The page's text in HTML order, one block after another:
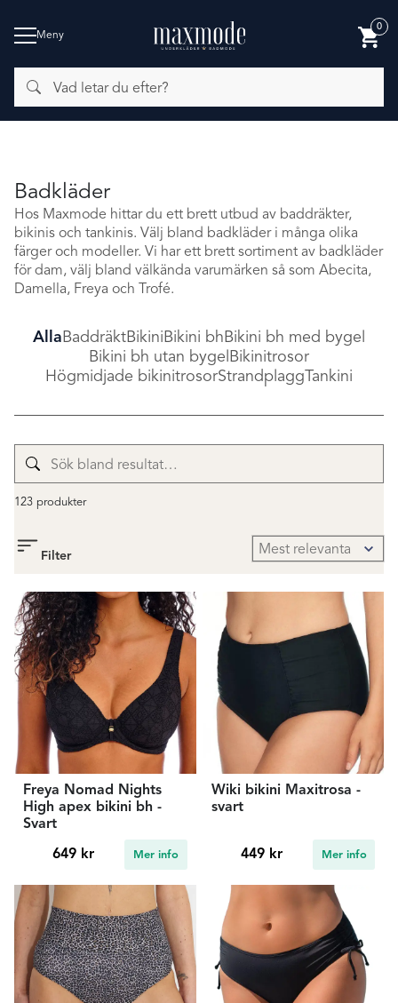
Meny
letar
du
efter?
0
BADMODE
Badkläder
Hos Maxmode hittar du ett brett utbud av baddräkter,
bikinis och tankinis. Välj bland badkläder i många olika
färger och modeller. Vi har ett brett sortiment av badkläder
för dam, välj bland välkända varumärken så som Abecita,
Damella, Freya och Trofé.
Alla BaddräktBikini Bikini bh Bikini bh med bygel
Bikini bh utan bygel Bikinitrosor
Högmidjade bikinitrosorStrandplaggTankini
123 produkter
Filter
Freya Nomad Nights
High apex bikini bh -
Svart
649 kr Mer info
Wiki bikini Maxitrosa -
svart
449 kr Mer info